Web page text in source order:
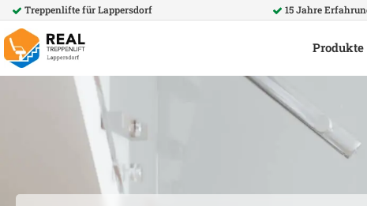
Treppenlifte fürLappersdorf 15 Jahre
Produkte